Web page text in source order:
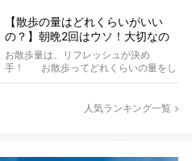
【散歩の量はどれくらいがいい
の？】朝晩2回はウソ！大切なの
は運動量より「リフレッシュ」〜
お散歩にまつわる疑問FAQつき〜
お散歩量は、リフレッシュが決め
手！ お散歩ってどれくらいの量をし
たらいいのか迷いませんか？ よ...
人気ランキング一覧